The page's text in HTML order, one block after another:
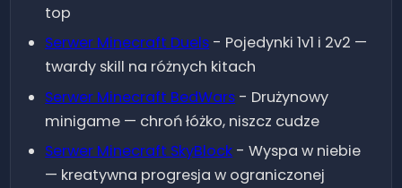
top
Serwer Minecraft Duels - Pojedynki 1v1 i 2v2 —
twardy skill na różnych kitach
Serwer Minecraft BedWars - Drużynowy
minigame — chroń łóżko, niszcz cudze
Serwer Minecraft SkyBlock -Wyspa w niebie
— kreatywna progresja w ograniczonej